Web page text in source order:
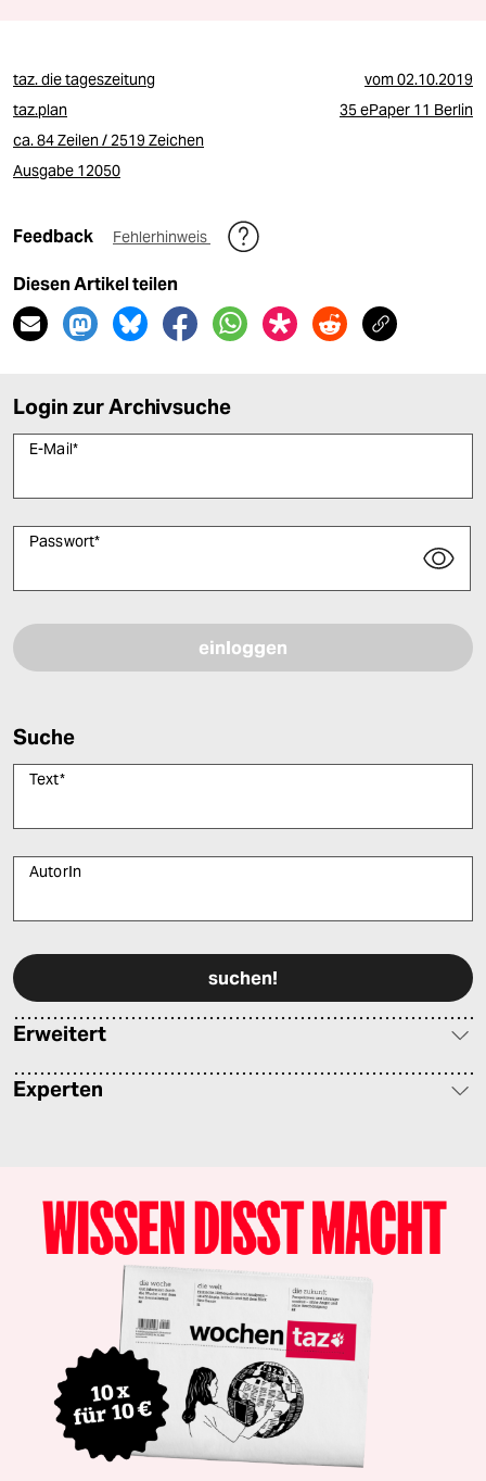
taz. die tageszeitung vom02.10.2019
taz.plan
35 ePaper 11 Berlin
ca. 84 Zeilen / 2519 Zeichen
Ausgabe 12050
Feedback Fehlerhinweis
Diesen Artikel teilen
Login zur Archivsuche
E-Mail*
Passwort*
Suche
Text*
AutorIn
Erweitert
Experten